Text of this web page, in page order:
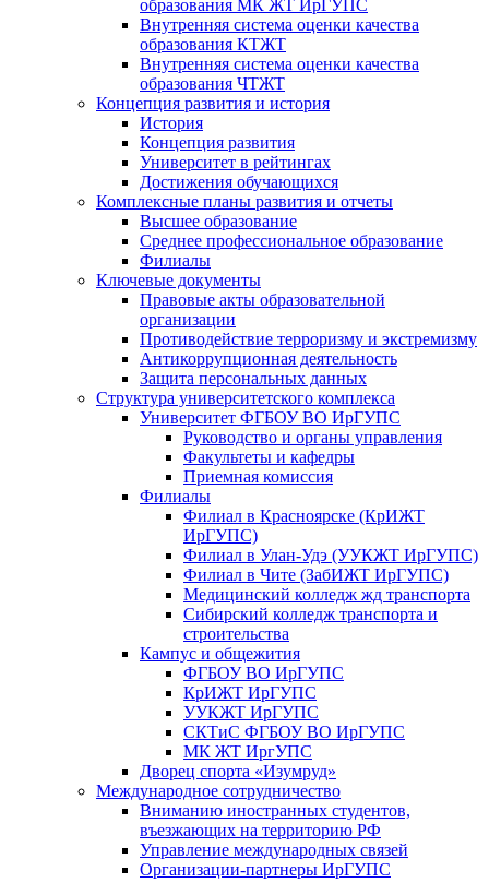
образования МК ЖТ ИрГУПС
Внутренняя система оценки качества
образования КТЖТ
Внутренняя система оценки качества
образования ЧТЖТ
Концепция развития и история
История
Концепция развития
Университет в рейтингах
Достижения обучающихся
Комплексные планы развития и отчеты
Высшее образование
Среднее профессиональное образование
Филиалы
Ключевые документы
Правовые акты образовательной
организации
Противодействие терроризму и экстремизму
Антикоррупционная деятельность
Защита персональных данных
Структура университетского комплекса
Университет ФГБОУ ВО ИрГУПС
Руководство и органы управления
Факультеты и кафедры
Приемная комиссия
Филиалы
Филиал в Красноярске (КрИЖТ
ИрГУПС)
Филиал в Улан-Удэ (УУКЖТ ИрГУПС)
Филиал в Чите (ЗабИЖТ ИрГУПС)
Медицинский колледж жд транспорта
Сибирский колледж транспорта и
строительства
Кампус и общежития
ФГБОУ ВО ИрГУПС
КрИЖТ ИрГУПС
УУКЖТ ИрГУПС
СКТиС ФГБОУ ВО ИрГУПС
МК ЖТ ИргУПС
Дворец спорта «Изумруд»
Международное сотрудничество
Вниманию иностранных студентов,
въезжающих на территорию РФ
Управление международных связей
Организации-партнеры ИрГУПС